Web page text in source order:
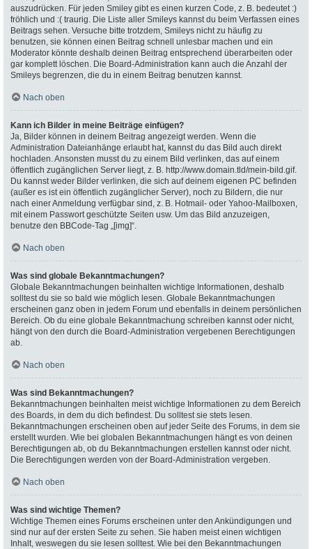
auszudrücken. Für jeden Smiley gibt es einen kurzen Code, z. B. bedeutet :)
fröhlich und :( traurig. Die Liste aller Smileys kannst du beim Verfassen eines
Beitrags sehen. Versuche bitte trotzdem, Smileys nicht zu häufig zu
benutzen, sie können einen Beitrag schnell unlesbar machen und ein
Moderator könnte deshalb deinen Beitrag entsprechend überarbeiten oder
gar komplett löschen. Die Board-Administration kann auch die Anzahl der
Smileys begrenzen, die du in einem Beitrag benutzen kannst.
Nach oben
Kann ich Bilder in meine Beiträge einfügen?
Ja, Bilder können in deinem Beitrag angezeigt werden. Wenn die
Administration Dateianhänge erlaubt hat, kannst du das Bild auch direkt
hochladen. Ansonsten musst du zu einem Bild verlinken, das auf einem
öffentlich zugänglichen Server liegt, z. B. http://www.domain.tld/mein-bild.gif.
Du kannst weder Bilder verlinken, die sich auf deinem eigenen PC befinden
(außer es ist ein öffentlich zugänglicher Server), noch zu Bildern, die nur
nach einer Anmeldung verfügbar sind, z. B. Hotmail- oder Yahoo-Mailboxen,
mit einem Passwort geschützte Seiten usw. Um das Bild anzuzeigen,
benutze den BBCode-Tag „[img]“.
Nach oben
Was sind globale Bekanntmachungen?
Globale Bekanntmachungen beinhalten wichtige Informationen, deshalb
solltest du sie so bald wie möglich lesen. Globale Bekanntmachungen
erscheinen ganz oben in jedem Forum und ebenfalls in deinem persönlichen
Bereich. Ob du eine globale Bekanntmachung schreiben kannst oder nicht,
hängt von den durch die Board-Administration vergebenen Berechtigungen
ab.
Nach oben
Was sind Bekanntmachungen?
Bekanntmachungen beinhalten meist wichtige Informationen zu dem Bereich
des Boards, in dem du dich befindest. Du solltest sie stets lesen.
Bekanntmachungen erscheinen oben auf jeder Seite des Forums, in dem sie
erstellt wurden. Wie bei globalen Bekanntmachungen hängt es von deinen
Berechtigungen ab, ob du Bekanntmachungen erstellen kannst oder nicht.
Die Berechtigungen werden von der Board-Administration vergeben.
Nach oben
Was sind wichtige Themen?
Wichtige Themen eines Forums erscheinen unter den Ankündigungen und
sind nur auf der ersten Seite zu sehen. Sie haben meist einen wichtigen
Inhalt, weswegen du sie lesen solltest. Wie bei den Bekanntmachungen